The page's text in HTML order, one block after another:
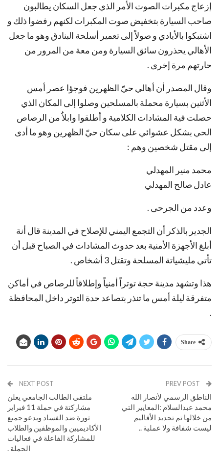
إزعاج مكبرات الصوت الأمر الذي جعل السكان يطالبون
صاحب السيارة بتخفيض صوت المكبرات لكنهم رفضوا ذلك و
اشتبكوا بالأيادي و صولاً إلى تعمير أسلحة البنادق وهو ما جعل
الأهالي يحذرون سائق السيارة ومن معة من المرور من
حارتهم مرة إخرى .
وقال المصدر أن أهالي حيّ الظهرين فوجؤا عصر أمس
الأثنين بسيارة محملة بالمسلحين وصلوا إلى المكان الذي
حصلت فية المشادات الكلامية و أطلقوا وابلاُ من الرصاص
الحي بشكل عشوائي على سكان حيّ الظهرين وهو ما أدى
إلى مقتل شخصين وهم :
محمد منير المهدلي
عادل صالح المهدلي
وعدد من الجرحى .
الجدير بالذكر أن التجمع اليمني للإصلاح في المدينة قال أنة
أبلغ الأجهزة الأمنية بعد حدوث المشادات في الصباح قبل أن
تأتي مليشياتة المسلحة وتقتل 3 أشخاص .
هذا وتشهد مدينة حجة توتراً أمنياً وإطلاقاً للرصاص في أماكن
متفرقة ليلة أمس ما تنذر بتصاعد حدة التوتر داخل المحافظة
.
Share
الناطق الرسمي لأنصار الله
محمد عبدالسلام :المعايير التي
من خلالها تم تحديد الأقاليم
ليست شفافة ولا عملية ..
NEXT POST
ملتقى الطالب الجامعي يعلن
مشاركتة في حملة 11 فبراير
ثورة ضد الفساد ويدعو جميع
الأكاديميين والموظفين والطلاب
للمشاركة الفاعلة في فعاليات
الحملة .